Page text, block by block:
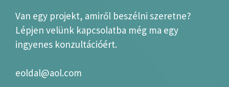
Van egy projekt, amiről beszélni szeretne?
Lépjen velünk kapcsolatba még ma egy
ingyenes konzultációért.
eoldal@aol.com